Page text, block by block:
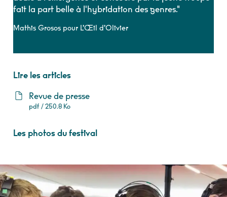
fait la part belle à l'hybridation des genres."
Mathis Grosos pour L’Œil d’Olivier
Lire les articles
Revue de presse
pdf / 250.8 Ko
Les photos du festival